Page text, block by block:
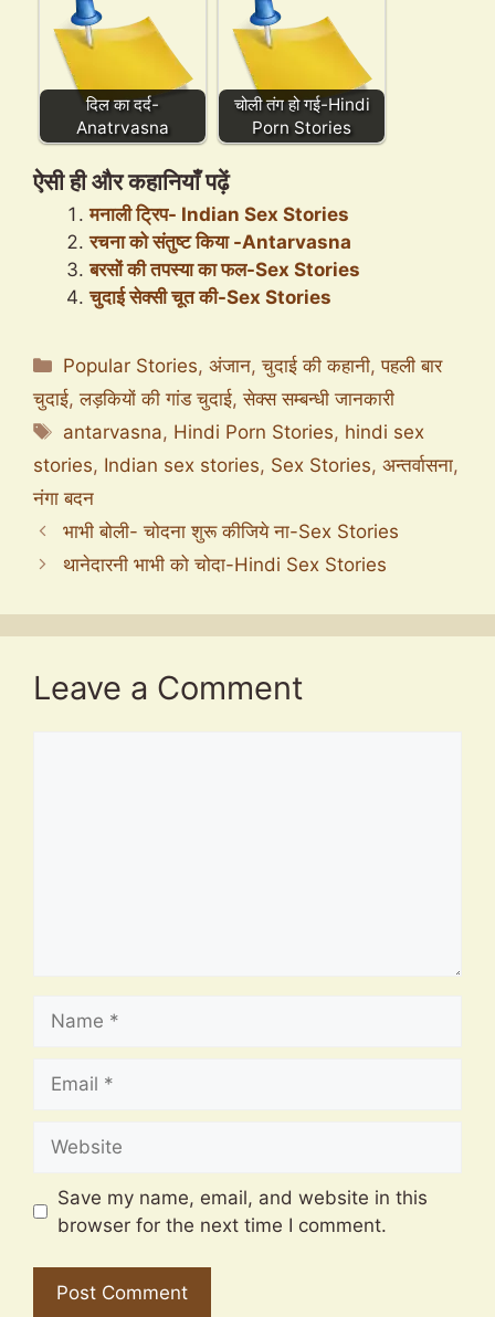
दिल का दर्द-
Anatrvasna
चोली तंग हो गई-Hindi
Porn Stories
ऐसी ही और कहानियाँ पढ़ें
मनाली ट्रिप- Indian Sex Stories
रचना को संतुष्ट किया -Antarvasna
बरसों की तपस्या का फल-Sex Stories
चुदाई सेक्सी चूत की-Sex Stories
Categories
Popular Stories,अंजान,चुदाई की कहानी,पहली बार
चुदाई,लड़कियों की गांड चुदाई,सेक्स सम्बन्धी जानकारी
Tags
antarvasna, Hindi Porn Stories, hindi sex
stories, Indian sex stories, Sex Stories, अन्तर्वासना,
नंगा बदन
भाभी बोली- चोदना शुरू कीजिये ना-Sex Stories
थानेदारनी भाभी को चोदा-Hindi Sex Stories
Leave a Comment
Save my name, email, and website in this
browser for the next time I comment.